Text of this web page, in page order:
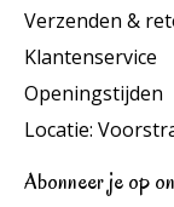
Verzenden &
Klantenservice
Openingstijden
Locatie:
Abonneer je op